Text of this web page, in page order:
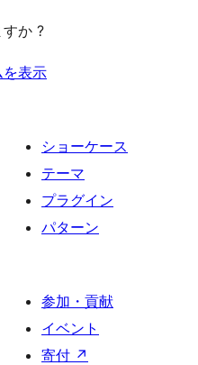
か ?
表示
ショーケース
テーマ
プラグイン
パターン
参加・貢献
イベント
寄付 ↗